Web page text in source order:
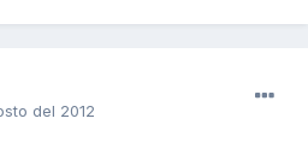
del 2012